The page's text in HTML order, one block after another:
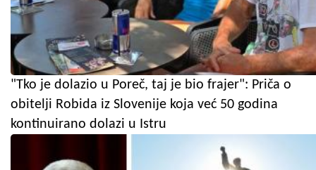
"Tko je dolazio u Poreč, taj je bio frajer": Priča o
obitelji Robida iz Slovenije koja već 50 godina
kontinuirano dolazi u Istru